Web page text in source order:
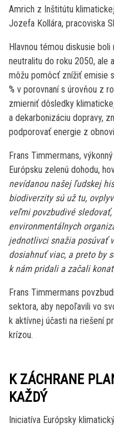
Amrich z Inštitútu
Jozefa Kollára, pracoviska
Hlavnou témou diskusie
neutralitu do roku 2050, ale
môžu pomôcť znížiť emisie
% v porovnaní s úrovňou z
zmierniť dôsledky
a dekarbonizáciu dopravy,
podporovať energie z
Frans Timmermans,
Európsku zelenú dohodu,
nevídanou našej ľudskej
biodiverzity sú už tu,
veľmi povzbudivé
environmentálnych
jednotlivci snažia posúvať
dosiahnuť viac, a preto by
k nám pridali a začali
Frans Timmermans
sektora, aby nepoľavili vo
k aktívnej účasti na riešení
krízou.
K ZÁCHRANE
KAŽDÝ
Iniciatíva Európsky